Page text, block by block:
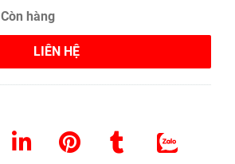
Còn hàng
LIÊN HỆ